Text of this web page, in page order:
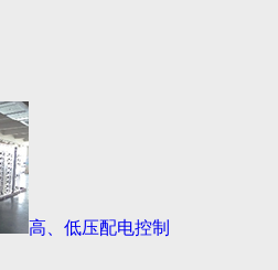
高、低压配电控制